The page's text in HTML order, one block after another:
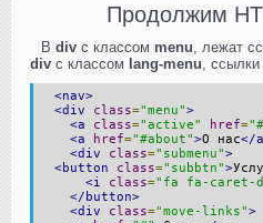
Продолжим
В div с классом menu , лежат
div с классом lang-menu ,
<nav>
<div
class="menu">
<a
class="active" href=
<a
href="#about">О нас</
<div
class="submenu">
<button
class="subbtn">
<i
class="fa fa-caret-
</button>
<div
class="move-links">